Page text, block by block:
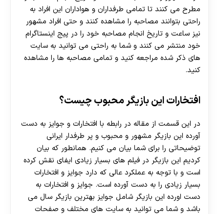
مطرح می کنند تا تمامی طرفداران و هواداران این افراد به
راحتی بتوانند مصاحبه را مشاهده کنند و حتی افراد مشهور
نیز ساعت و تاریخ انجام مصاحبه خود را در پیج اینستاگرام
خود منتشر می کنند و شما به راحتی می توانید به سایت
های ذکر شده مراجعه کنید و تمامی مصاحبه ها را مشاهده
کنید.
افتخارات این بازیگر محبوب چیست؟
در این قسمت از مقاله در رابطه با افتخارات و جوایز به دست
آورده این بازیگر مشهور و محبوب و پر طرفدار ایرانی
توضیحاتی را برای شما بیان می کنیم. همانطور که بیان
کردیم این بازیگر در فیلم های بسیار زیادی ایفای نقش کرده
است و با توجه به عملکرد عالی که دارد جوایز و افتخارات
بسیار زیادی را به دست آورده است. جوایز و افتخارات به
دست اورده این بازیگر شامل جوایز بهترین بازیگر سال می
باشد و شما می توانید به سایت های مختلف و صفحات